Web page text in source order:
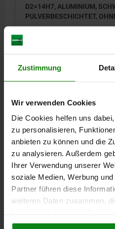
Zustimmung
Wir verwenden Cookies
Die Cookies helfen uns
zu personalisieren,
anbieten zu können und die
zu analysieren. Außerdem
Ihrer Verwendung unserer
soziale Medien, Werbung
Partner führen diese
weiteren Daten zusammen,
gesammelt haben.Cookie
D2=14H7, ALUMINIUM,
PULVERBESCHICHTET,
zzgl. Versandkosten
06277 OG
D2=14H7, ALUMINIUM,